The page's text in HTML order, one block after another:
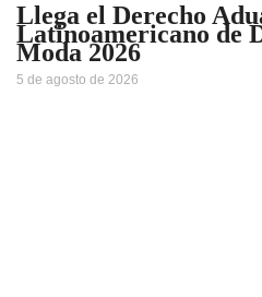
Llega el Derecho
Latinoamericano de
Moda 2026
5 de agosto de 2026